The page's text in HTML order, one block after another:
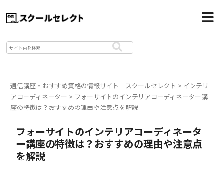
通信講座・おすすめ資格の情報サイト｜スクールセレクト > インテリ
アコーディネーター > フォーサイトのインテリアコーディネーター講
座の特徴は？おすすめの理由や注意点を解説
フォーサイトのインテリアコーディネータ
ー講座の特徴は？おすすめの理由や注意点
を解説